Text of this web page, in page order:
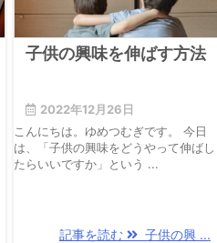
子供の興味を伸ばす方法
2022年12月26日
こんにちは。ゆめつむぎです。 今日
は、「子供の興味をどうやって伸ばし
たらいいですか」という ...
記事を読む 子供の興 ...